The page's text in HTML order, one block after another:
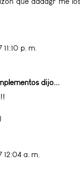
p. m.
dijo...
a. m.